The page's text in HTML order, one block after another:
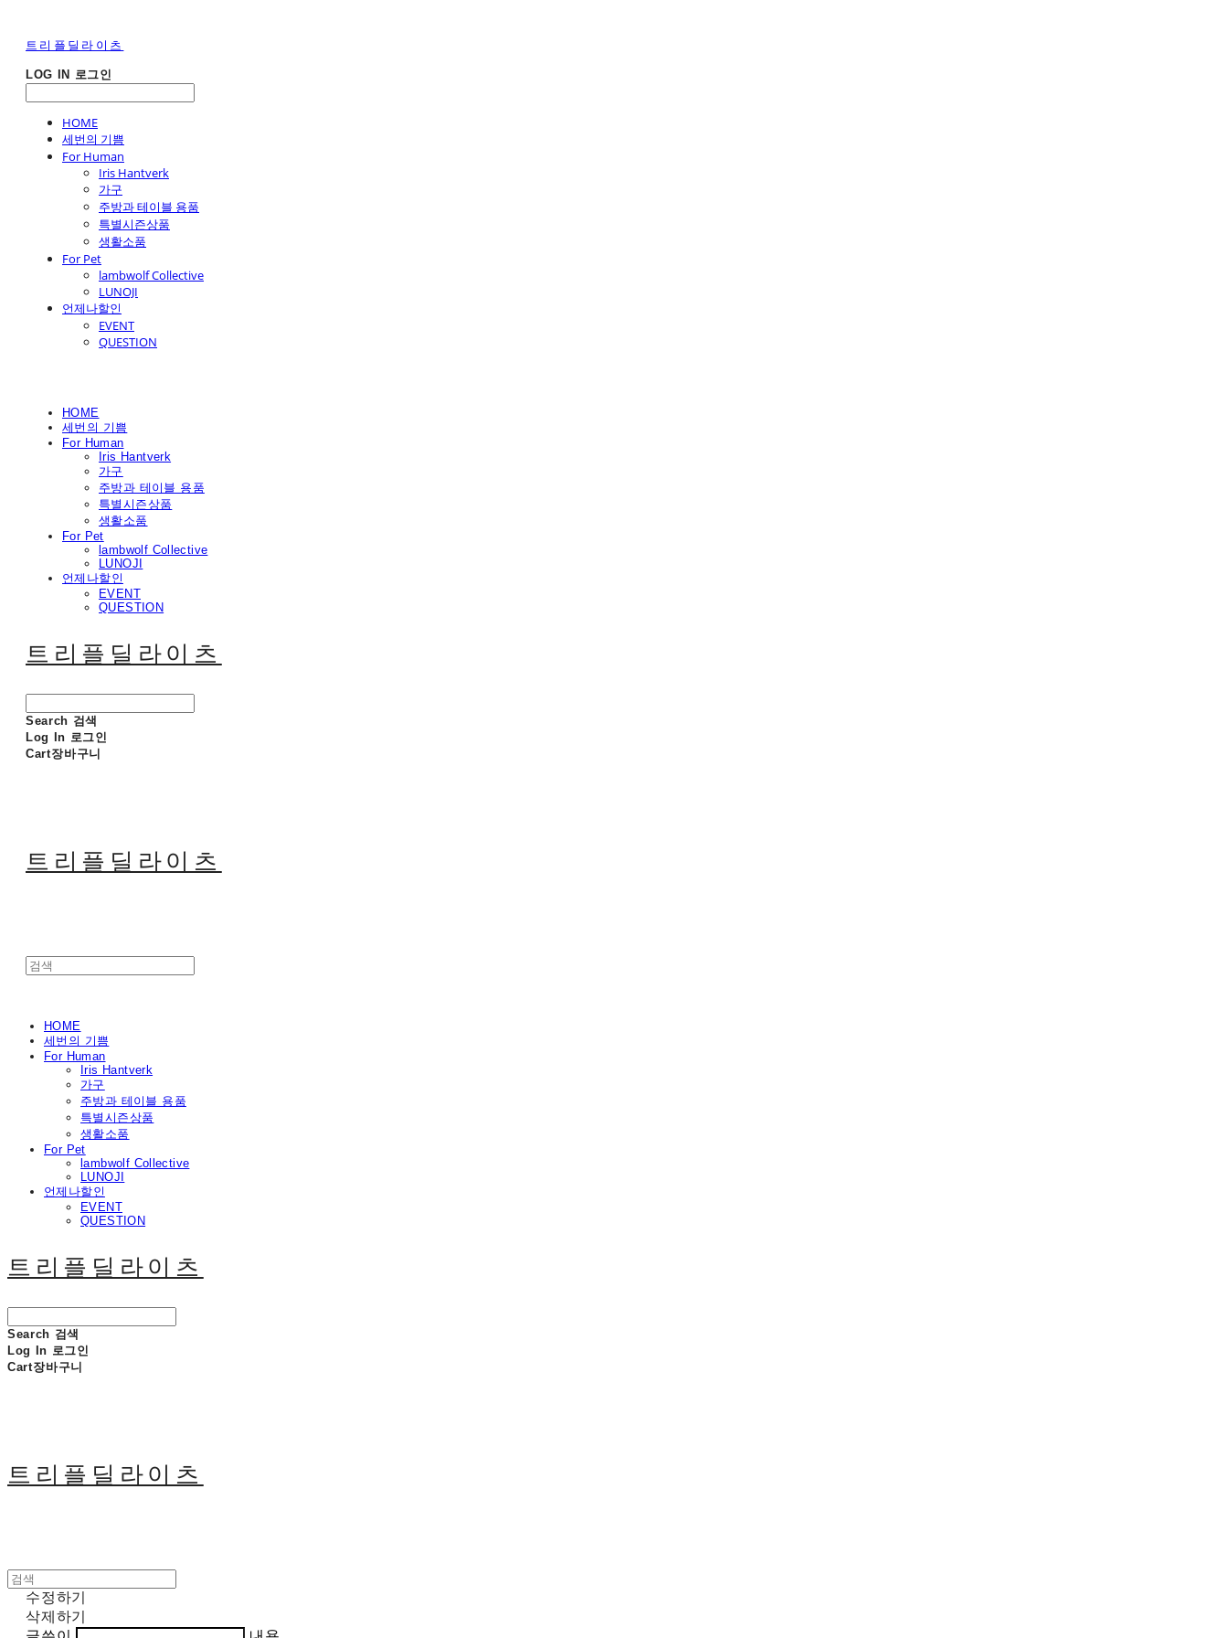
트리플딜라이츠
LOG IN 로그인
HOME
세번의 기쁨
For Human
Iris Hantverk
가구
주방과 테이블 용품
특별시즌상품
생활소품
For Pet
lambwolf Collective
LUNOJI
언제나할인
EVENT
QUESTION
HOME
세번의 기쁨
For Human
Iris Hantverk
가구
주방과 테이블 용품
특별시즌상품
생활소품
For Pet
lambwolf Collective
LUNOJI
언제나할인
EVENT
QUESTION
트리플딜라이츠
Search 검색
Log In 로그인
Cart장바구니
트리플딜라이츠
HOME
세번의 기쁨
For Human
Iris Hantverk
가구
주방과 테이블 용품
특별시즌상품
생활소품
For Pet
lambwolf Collective
LUNOJI
언제나할인
EVENT
QUESTION
트리플딜라이츠
Search 검색
Log In 로그인
Cart장바구니
트리플딜라이츠
수정하기
삭제하기